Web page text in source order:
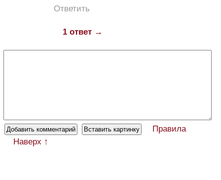
Ответить
1 ответ →
Правила
Наверх ↑